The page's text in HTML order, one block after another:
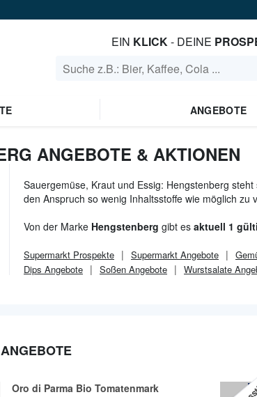
EIN KLICK- DEINE
ANGEBOTE
ANGEBOTE & AKTIONEN
Sauergemüse, Kraut und Essig: Hengstenberg
den Anspruch so wenig Inhaltsstoffe wie möglich
Von der Marke Hengstenberg gibt es aktuell 1
Supermarkt Prospekte Supermarkt Angebote
Dips Angebote
Soßen Angebote Wurstsalate
Oro di Parma Bio Tomatenmark